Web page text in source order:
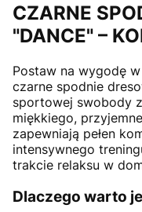
CZARNE
"DANCE" –
Postaw na wygodę
czarne spodnie
sportowej swobody
miękkiego,
zapewniają pełen
intensywnego
trakcie relaksu w
Dlaczego warto